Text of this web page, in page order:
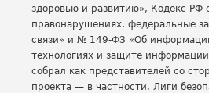
здоровью и развитию», Кодекс РФ
правонарушениях, федеральные
связи» и № 149-ФЗ «Об
технологиях и защите
собрал как представителей со
проекта — в частности, Лиги